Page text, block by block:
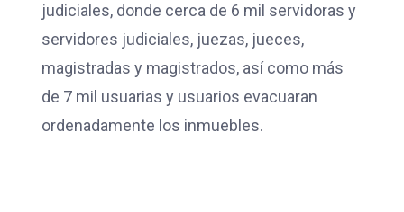
judiciales, donde cerca de 6 mil servidoras y
servidores judiciales, juezas, jueces,
magistradas y magistrados, así como más
de 7 mil usuarias y usuarios evacuaran
ordenadamente los inmuebles.